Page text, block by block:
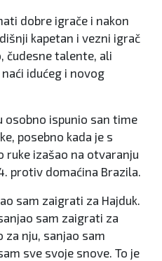
dobre igrače i nakon
kapetan i vezni igrač
čudesne talente, ali
idućeg i novog
osobno ispunio san time
posebno kada je s
ruke izašao na otvaranju
protiv domaćina Brazila.
sam zaigrati za Hajduk.
sam zaigrati za
za nju, sanjao sam
sve svoje snove. To je